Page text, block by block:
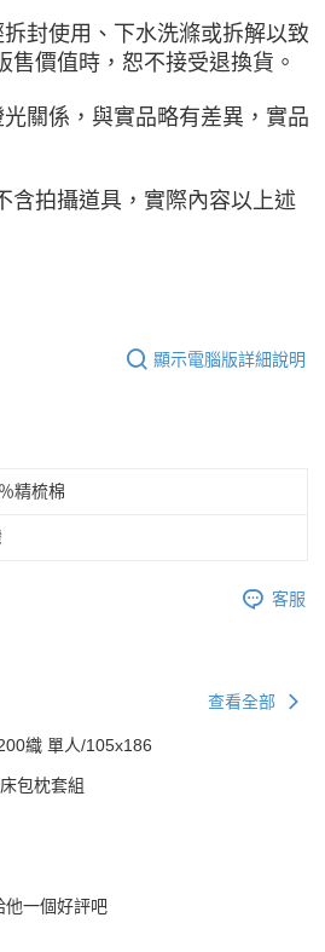
封使用、下水洗滌或拆解以致
售價值時，恕不接受退換貨。
關係，與實品略有差異，實品
含拍攝道具，實際內容以上述
顯示電腦版詳細說明
精梳棉
客服
查看全部
織 單人/105x186
床包枕套組
他一個好評吧